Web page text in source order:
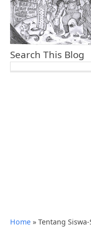
Search This Blog
Home » Tentang Siswa-